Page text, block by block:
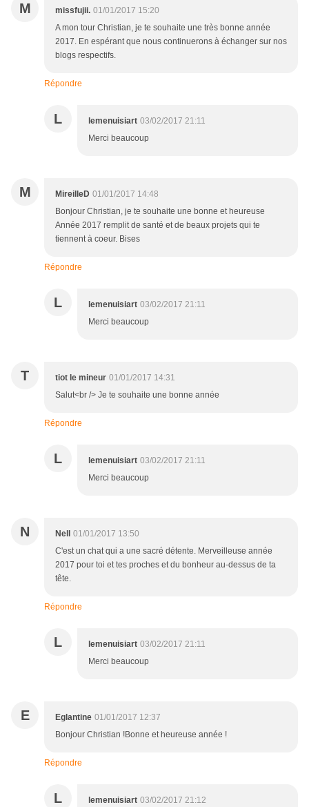
M missfujii. 01/01/2017 15:20
A mon tour Christian, je te souhaite une très bonne année
2017. En espérant que nous continuerons à échanger sur nos
blogs respectifs.
Répondre
L lemenuisiart 03/02/2017 21:11
Merci beaucoup
M MireilleD 01/01/2017 14:48
Bonjour Christian, je te souhaite une bonne et heureuse
Année 2017 remplit de santé et de beaux projets qui te
tiennent à coeur. Bises
Répondre
L lemenuisiart 03/02/2017 21:11
Merci beaucoup
T tiot le mineur 01/01/2017 14:31
Salut<br /> Je te souhaite une bonne année
Répondre
L lemenuisiart 03/02/2017 21:11
Merci beaucoup
N Nell
01/01/2017 13:50
C'est un chat qui a une sacré détente. Merveilleuse année
2017 pour toi et tes proches et du bonheur au-dessus de ta
tête.
Répondre
L lemenuisiart 03/02/2017 21:11
Merci beaucoup
E Eglantine 01/01/2017 12:37
Bonjour Christian !Bonne et heureuse année !
Répondre
L lemenuisiart 03/02/2017 21:12